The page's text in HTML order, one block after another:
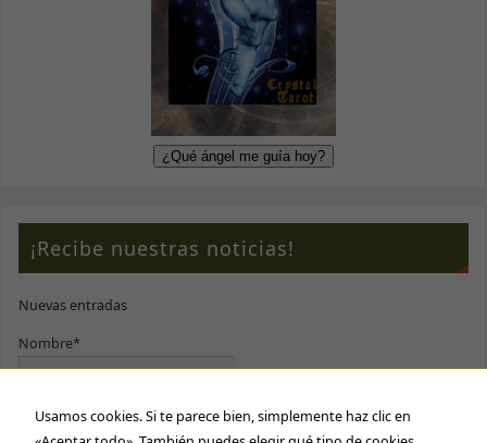
¡Recibe nuestras noticias!
Nuevas entradas
Nombre*
E-mail*
Usamos cookies. Si te parece bien, simplemente haz clic en